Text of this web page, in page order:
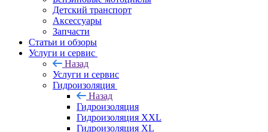
Детский транспорт
Аксессуары
Запчасти
Статьи и обзоры
Услуги и сервис
Назад
Услуги и сервис
Гидроизоляция
Назад
Гидроизоляция
Гидроизоляция XXL
Гидроизоляция XL